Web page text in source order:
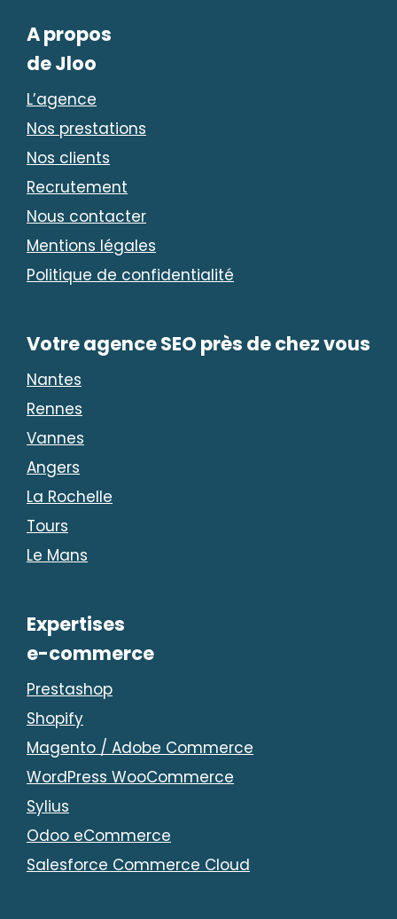
A propos
de Jloo
L’agence
Nos prestations
Nos clients
Recrutement
Nous contacter
Mentions légales
Politique de confidentialité
Votre agence SEO près de chez vous
Nantes
Rennes
Vannes
Angers
La Rochelle
Tours
Le Mans
Expertises
e-commerce
Prestashop
Shopify
Magento / Adobe Commerce
WordPress WooCommerce
Sylius
Odoo eCommerce
Salesforce Commerce Cloud